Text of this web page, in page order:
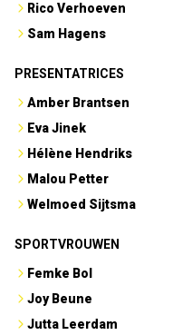
Rico Verhoeven
Sam Hagens
PRESENTATRICES
Amber Brantsen
Eva Jinek
Hélène Hendriks
Malou Petter
Welmoed Sijtsma
SPORTVROUWEN
Femke Bol
Joy Beune
Jutta Leerdam